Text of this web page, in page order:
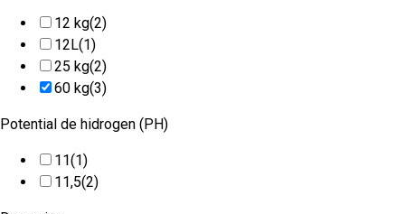
12 kg(2)
12L(1)
25 kg(2)
60 kg(3)
Potential de hidrogen (PH)
11(1)
11,5(2)